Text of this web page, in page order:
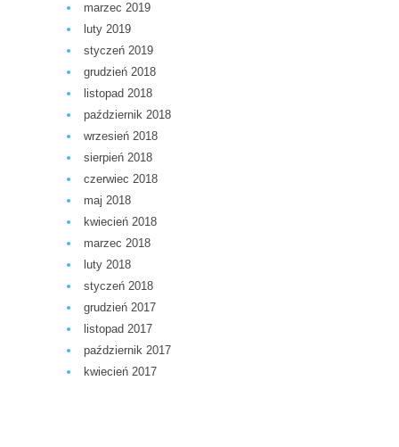
marzec 2019
luty 2019
styczeń 2019
grudzień 2018
listopad 2018
październik 2018
wrzesień 2018
sierpień 2018
czerwiec 2018
maj 2018
kwiecień 2018
marzec 2018
luty 2018
styczeń 2018
grudzień 2017
listopad 2017
październik 2017
kwiecień 2017